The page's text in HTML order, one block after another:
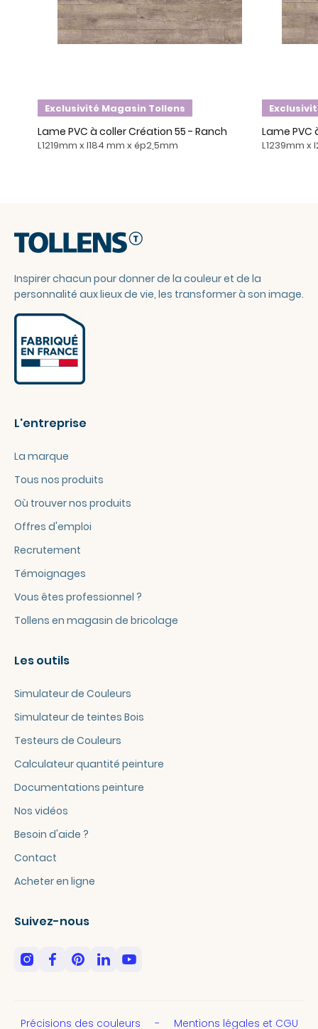
Exclusivité Magasin Tollens
Lame PVC à coller Création 55 - Ranch
L1219mm x l184 mm x ép2,5mm
Lame PVC
L1239mm x
Inspirer chacun pour donner de la couleur et de la
personnalité aux lieux de vie, les transformer à son image.
L'entreprise
La marque
Tous nos produits
Où trouver nos produits
Offres d'emploi
Recrutement
Témoignages
Vous êtes professionnel ?
Tollens en magasin de bricolage
Les outils
Simulateur de Couleurs
Simulateur de teintes Bois
Testeurs de Couleurs
Calculateur quantité peinture
Documentations peinture
Nos vidéos
Besoin d'aide ?
Contact
Acheter en ligne
Suivez-nous
Précisions des couleurs Mentions légales et CGU